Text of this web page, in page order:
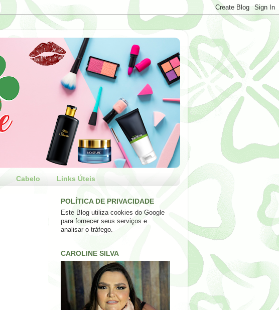
Cabelo Links Úteis
POLÍTICA DE PRIVACIDADE
Este Blog utiliza cookies do Google
para fornecer seus serviços e
analisar o tráfego.
CAROLINE SILVA